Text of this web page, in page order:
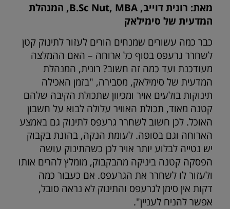
מאת: רונית דוייב, B.Sc Nut, MBA, המנהלת
המדעית של סימילאק
כבר כמה עשורים שמנחים הורים לעזור לתינוק קטן
לשחרר גרעפס בסוף כל ארוחה – האם ההמלצה
מעודכנת ועד כמה זה חשוב? רונית, המנהלת
המדעית של סימילאק, מסבירה, "בזמן האכילה
תינוקות בולעים אויר ומכיוון שתכולת הקיבה שלהם
קטנה מאוד, תכולת האוויר עלולה לבוא על חשבון
האוכל. לכן חשוב לשחרר גרעפס לתינוק גם באמצע
הארוחה וגם בסופה. לעומת הנקה, בהזנת בקבוק
יש נטייה לבלוע יותר אויר לכן כשהתינוק עושה
הפסקה קטנה ביניקה מהבקבוק, מומלץ להרים אותו
ולעזור לו לשחרר את הגרעפס. אם כעבור כמה
דקות אין סימן לגרעפס והתינוק לא נראה סובל,
אפשר להניח לעניין".